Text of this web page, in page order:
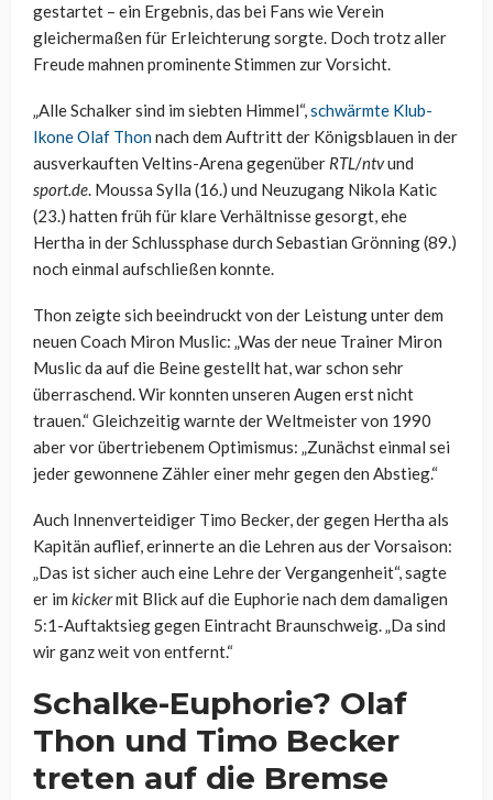
gestartet – ein Ergebnis, das bei Fans wie Verein
gleichermaßen für Erleichterung sorgte. Doch trotz aller
Freude mahnen prominente Stimmen zur Vorsicht.
„Alle Schalker sind im siebten Himmel“,schwärmte Klub-
Ikone Olaf Thonnach dem Auftritt der Königsblauen in der
ausverkauften Veltins-Arena gegenüber RTL/ntvund
sport.de. Moussa Sylla (16.) und Neuzugang Nikola Katic
(23.) hatten früh für klare Verhältnisse gesorgt, ehe
Hertha in der Schlussphase durch Sebastian Grönning (89.)
noch einmal aufschließen konnte.
Thon zeigte sich beeindruckt von der Leistung unter dem
neuen Coach Miron Muslic: „Was der neue Trainer Miron
Muslic da auf die Beine gestellt hat, war schon sehr
überraschend. Wir konnten unseren Augen erst nicht
trauen.“ Gleichzeitig warnte der Weltmeister von 1990
aber vor übertriebenem Optimismus: „Zunächst einmal sei
jeder gewonnene Zähler einer mehr gegen den Abstieg.“
Auch Innenverteidiger Timo Becker, der gegen Hertha als
Kapitän auflief, erinnerte an die Lehren aus der Vorsaison:
„Das ist sicher auch eine Lehre der Vergangenheit“, sagte
er im kickermit Blick auf die Euphorie nach dem damaligen
5:1-Auftaktsieg gegen Eintracht Braunschweig. „Da sind
wir ganz weit von entfernt.“
Schalke-Euphorie? Olaf
Thon und Timo Becker
treten auf die Bremse